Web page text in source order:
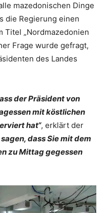
mazedonischen Dinge
die Regierung einen
Titel „Nordmazedonien
Frage wurde gefragt,
des Landes
der Präsident von
mit köstlichen
hat“, erklärt der
dass Sie mit dem
zu Mittag gegessen